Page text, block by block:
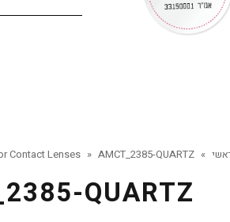
»
Contact Lenses » AMCT_2385-QUARTZ
QUARTZ